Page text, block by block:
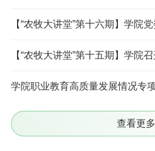
在我院圆满举办
【“农牧大讲堂”第十六期】学院
作职业教育高质量发展专题培训
【“农牧大讲堂”第十五期】学院
习近平党建思想专题辅导报告会
学院职业教育高质量发展情况专
召开
查看更多